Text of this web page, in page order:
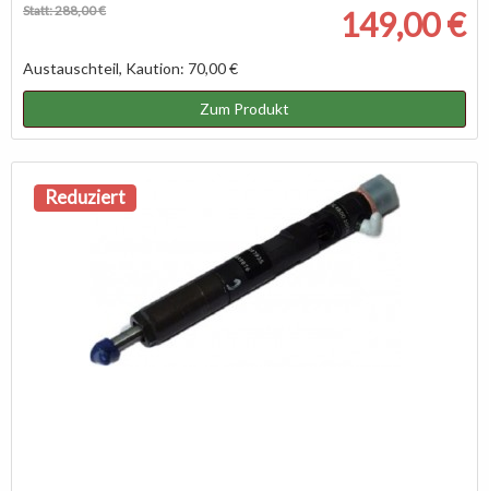
Statt: 288,00 €
149,00 €
Austauschteil, Kaution: 70,00 €
Zum Produkt
Reduziert